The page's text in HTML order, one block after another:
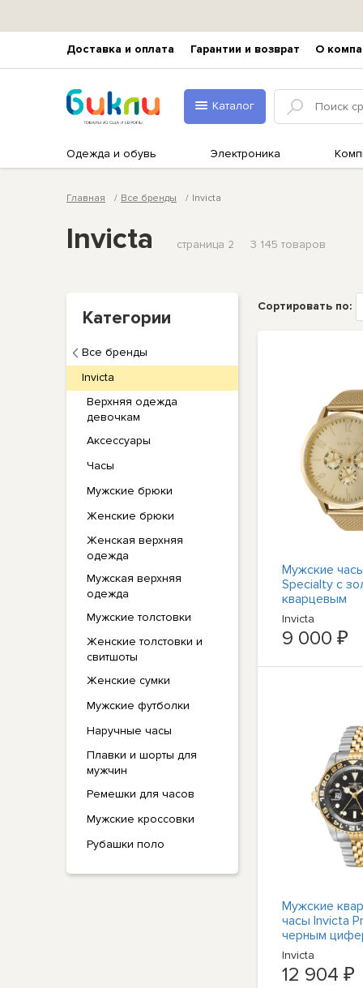
Доставка и оплата Гарантии и возврат О
Каталог
Одежда и обувь Электроника
Главная Все бренды Invicta
Invicta страница 2 3 145 товаров
Категории
Все бренды
Invicta
Верхняя одежда
девочкам
Аксессуары
Часы
Мужские брюки
Женские брюки
Женская верхняя
одежда
Мужская верхняя
одежда
Мужские толстовки
Женские толстовки и
свитшоты
Женские сумки
Мужские футболки
Наручные часы
Плавки и шорты для
мужчин
Ремешки для часов
Мужские кроссовки
Рубашки поло
Сортировать по:
Мужские
Specialty с
кварцевым
циферблатом
Invicta
9 000 ₽
Мужские
часы Invicta
черным
43974
Invicta
12 904 ₽